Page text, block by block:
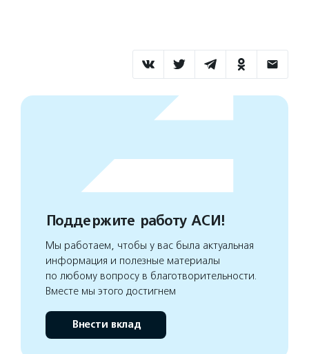
Поддержите работу АСИ!
Мы работаем, чтобы у вас была актуальная
информация и полезные материалы
по любому вопросу в благотворительности.
Вместе мы этого достигнем
Внести вклад